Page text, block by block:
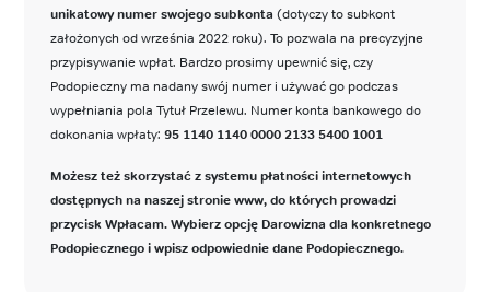
unikatowy numer swojego subkonta (dotyczy to subkont
założonych od września 2022 roku). To pozwala na precyzyjne
przypisywanie wpłat. Bardzo prosimy upewnić się, czy
Podopieczny ma nadany swój numer i używać go podczas
wypełniania pola Tytuł Przelewu. Numer konta bankowego do
dokonania wpłaty: 95 1140 1140 0000 2133 5400 1001
Możesz też skorzystać z systemu płatności internetowych
dostępnych na naszej stronie www, do których prowadzi
przycisk Wpłacam. Wybierz opcję Darowizna dla konkretnego
Podopiecznego i wpisz odpowiednie dane Podopiecznego.